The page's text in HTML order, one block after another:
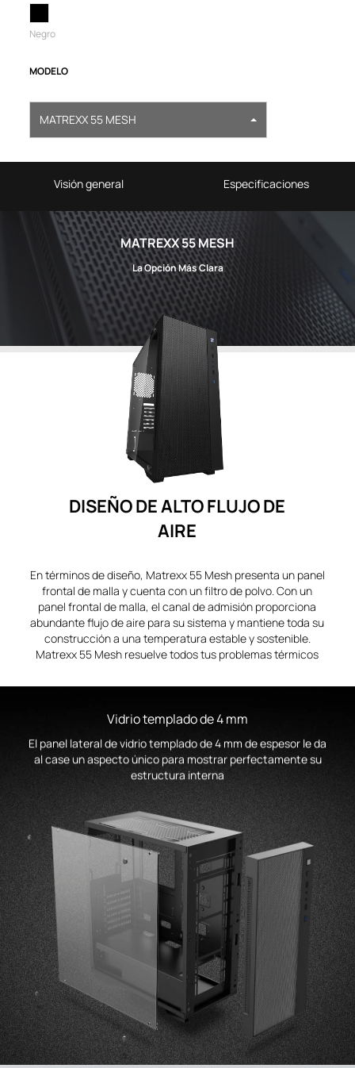
Negro
MODELO
MATREXX 55 MESH
Visión general Especificaciones
MATREXX 55 MESH
La Opción Más Clara
DISEÑO DE ALTO FLUJO DE
AIRE
En términos de diseño, Matrexx 55 Mesh presenta un panel
frontal de malla y cuenta con un filtro de polvo. Con un
panel frontal de malla, el canal de admisión proporciona
abundante flujo de aire para su sistema y mantiene toda su
construcción a una temperatura estable y sostenible.
Matrexx 55 Mesh resuelve todos tus problemas térmicos
Vidrio templado de 4 mm
El panel lateral de vidrio templado de 4 mm de espesor le da
al case un aspecto único para mostrar perfectamente su
estructura interna